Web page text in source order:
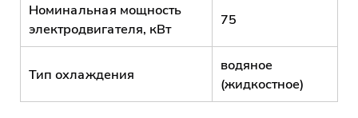
Номинальная мощность
электродвигателя, кВт
75
Тип охлаждения
водяное
(жидкостное)